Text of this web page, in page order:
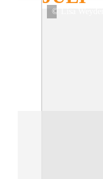
© Lisa Weyden